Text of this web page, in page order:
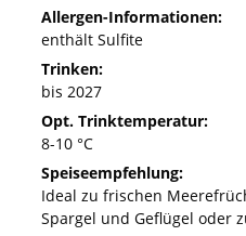
Allergen-Informationen:
enthält Sulfite
Trinken:
bis 2027
Opt. Trinktemperatur:
8-10 °C
Speiseempfehlung:
Ideal zu frischen
Spargel und Geflügel oder